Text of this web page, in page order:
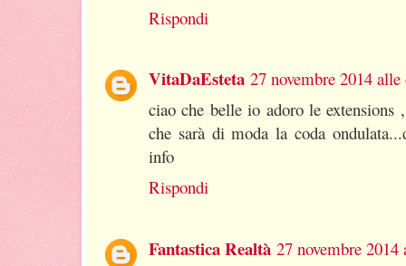
Rispondi
VitaDaEsteta 27 novembre 2014
ciao che belle io adoro le
che sarà di moda la coda
info
Rispondi
Fantastica Realtà 27 novembre 2014